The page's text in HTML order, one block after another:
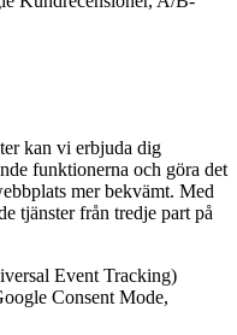
kan vi erbjuda dig
funktionerna och göra det
mer bekvämt. Med
tjänster från tredje part på
Event Tracking)
Consent Mode,